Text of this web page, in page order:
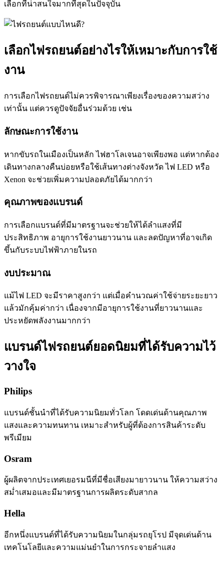
เลือกที่น่าสนใจมากที่สุดในปัจจุบัน
เลือกไฟรถยนต์อย่างไรให้เหมาะกับการใช้
งาน
การเลือกไฟรถยนต์ไม่ควรพิจารณาเพียงเรื่องของความสว่าง
เท่านั้น แต่ควรดูปัจจัยอื่นร่วมด้วย เช่น
ลักษณะการใช้งาน
หากขับรถในเมืองเป็นหลัก ไฟฮาโลเจนอาจเพียงพอ แต่หากต้อง
เดินทางกลางคืนบ่อยหรือใช้เส้นทางต่างจังหวัด ไฟ LED หรือ
Xenon จะช่วยเพิ่มความปลอดภัยได้มากกว่า
คุณภาพของแบรนด์
การเลือกแบรนด์ที่มีมาตรฐานจะช่วยให้ได้ลำแสงที่มี
ประสิทธิภาพ อายุการใช้งานยาวนาน และลดปัญหาที่อาจเกิด
ขึ้นกับระบบไฟฟ้าภายในรถ
งบประมาณ
แม้ไฟ LED จะมีราคาสูงกว่า แต่เมื่อคำนวณค่าใช้จ่ายระยะยาว
แล้วมักคุ้มค่ากว่า เนื่องจากมีอายุการใช้งานที่ยาวนานและ
ประหยัดพลังงานมากกว่า
แบรนด์ไฟรถยนต์ยอดนิยมที่ได้รับความไว้
วางใจ
Philips
แบรนด์ชั้นนำที่ได้รับความนิยมทั่วโลก โดดเด่นด้านคุณภาพ
แสงและความทนทาน เหมาะสำหรับผู้ที่ต้องการสินค้าระดับ
พรีเมียม
Osram
ผู้ผลิตจากประเทศเยอรมนีที่มีชื่อเสียงมายาวนาน ให้ความสว่าง
สม่ำเสมอและมีมาตรฐานการผลิตระดับสากล
Hella
อีกหนึ่งแบรนด์ที่ได้รับความนิยมในกลุ่มรถยุโรป มีจุดเด่นด้าน
เทคโนโลยีและความแม่นยำในการกระจายลำแสง